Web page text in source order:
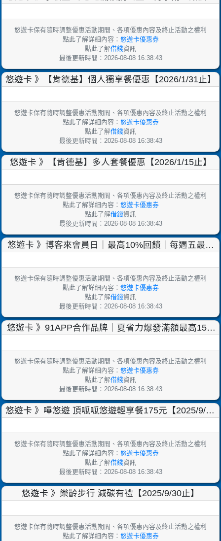
悠遊卡保有隨時調整優惠活動期間、各項優惠內容及終止活動之權利
點此了解詳細內容： 悠遊卡優惠券
點此了解借錢資訊
最後更新時間：2026-08-08 16:38:43
悠遊卡 》【肯德基】個人獨享餐優惠【2026/1/31止】
悠遊卡保有隨時調整優惠活動期間、各項優惠內容及終止活動之權利
點此了解詳細內容： 悠遊卡優惠券
點此了解借錢資訊
最後更新時間：2026-08-08 16:38:43
悠遊卡 》【肯德基】多人套餐優惠【2026/1/15止】
悠遊卡保有隨時調整優惠活動期間、各項優惠內容及終止活動之權利
點此了解詳細內容： 悠遊卡優惠券
點此了解借錢資訊
最後更新時間：2026-08-08 16:38:43
悠遊卡 》博客來會員日｜最高10%回饋｜每週五最高
悠遊卡保有隨時調整優惠活動期間、各項優惠內容及終止活動之權利
點此了解詳細內容： 悠遊卡優惠券
點此了解借錢資訊
最後更新時間：2026-08-08 16:38:43
悠遊卡 》91APP合作品牌｜夏省力爆發滿額最高15%
悠遊卡保有隨時調整優惠活動期間、各項優惠內容及終止活動之權利
點此了解詳細內容： 悠遊卡優惠券
點此了解借錢資訊
最後更新時間：2026-08-08 16:38:43
悠遊卡 》嗶悠遊 頂呱呱悠遊輕享餐175元【2025/9/30
悠遊卡保有隨時調整優惠活動期間、各項優惠內容及終止活動之權利
點此了解詳細內容： 悠遊卡優惠券
點此了解借錢資訊
最後更新時間：2026-08-08 16:38:43
悠遊卡 》樂齡步行 減碳有禮【2025/9/30止】
悠遊卡保有隨時調整優惠活動期間、各項優惠內容及終止活動之權利
點此了解詳細內容： 悠遊卡優惠券